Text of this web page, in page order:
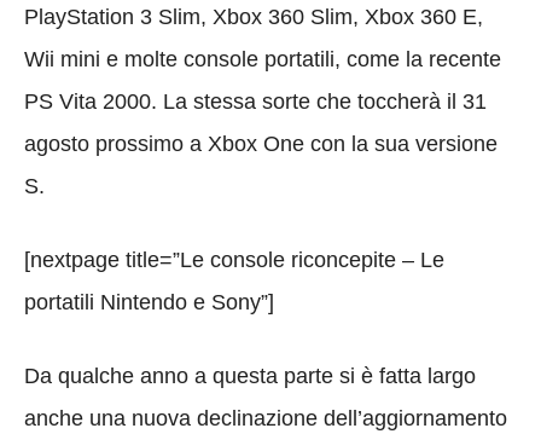
PlayStation 3 Slim, Xbox 360 Slim, Xbox 360 E,
Wii mini e molte console portatili, come la recente
PS Vita 2000. La stessa sorte che toccherà il 31
agosto prossimo a Xbox One con la sua versione
S.
[nextpage title=”Le console riconcepite – Le
portatili Nintendo e Sony”]
Da qualche anno a questa parte si è fatta largo
anche una nuova declinazione dell’aggiornamento